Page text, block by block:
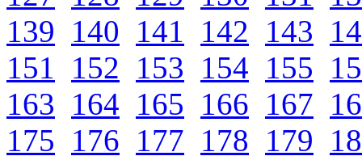
139 140 141 142 143
151
152 153 154 155
163 164 165 166 167
175 176 177 178 179